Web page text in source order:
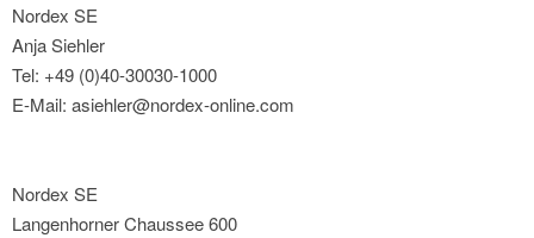
Nordex SE
Anja Siehler
Tel: +49 (0)40-30030-1000
E-Mail: asiehler@nordex-online.com
Nordex SE
Langenhorner Chaussee 600